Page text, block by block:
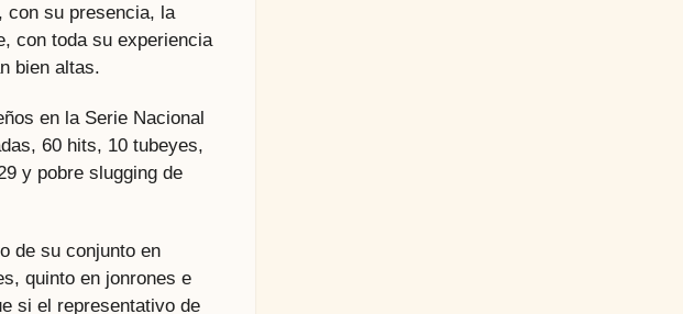
con su presencia, la
con toda su experiencia
bien altas.
en la Serie Nacional
60 hits, 10 tubeyes,
y pobre slugging de
de su conjunto en
quinto en jonrones e
si el representativo de